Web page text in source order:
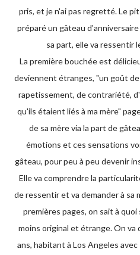
pris, et je n'ai pas regretté. Le
préparé un gâteau
sa part, elle va ressentir
La première bouchée est délicieuse, puis les autres bouchées
deviennent étranges, "un goût
rapetissement, de contrariété,
qu'ils étaient liés à ma mère"
de sa mère via la part de
émotions et ces sensations
gâteau, pour peu à peu devenir
Elle va comprendre la
de ressentir et va demander à sa
premières pages, on sait à
moins original et étrange. On
ans, habitant à Los Angeles